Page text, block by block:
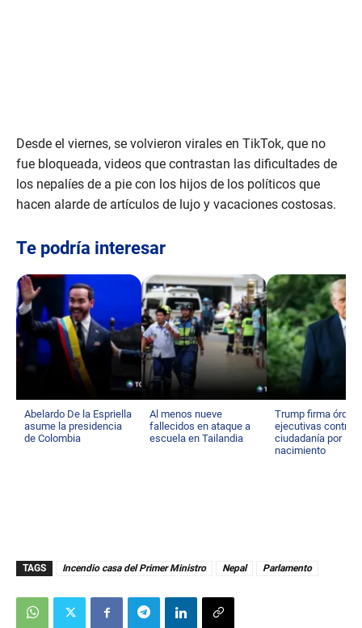
Desde el viernes, se volvieron virales en TikTok, que no
fue bloqueada, videos que contrastan las dificultades de
los nepalíes de a pie con los hijos de los políticos que
hacen alarde de artículos de lujo y vacaciones costosas.
Te podría interesar
Abelardo De la Espriella
asume la presidencia
de Colombia
Al menos nueve
fallecidos en ataque a
escuela en Tailandia
Trump firma
ejecutivas contra
ciudadanía por
nacimiento
TAGS Incendio casa del Primer Ministro Nepal Parlamento